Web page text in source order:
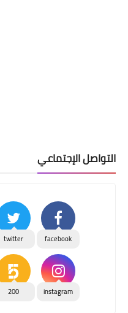
التواصل الإجتماعي
facebook
twitter
instagram
200